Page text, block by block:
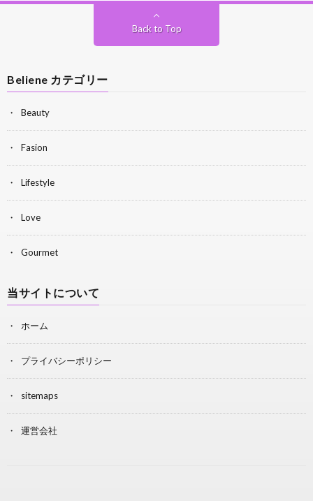
Back to Top
Beliene カテゴリー
Beauty
Fasion
Lifestyle
Love
Gourmet
当サイトについて
ホーム
プライバシーポリシー
sitemaps
運営会社